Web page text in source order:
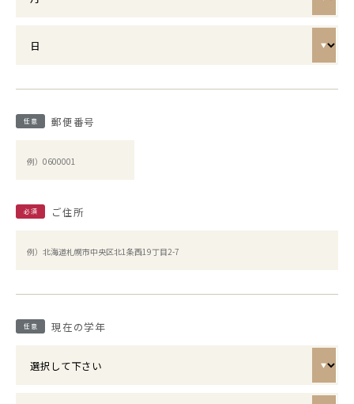
任意 郵便番号
必須 ご住所
任意 現在の学年